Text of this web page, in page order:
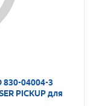
830-04004-3
PICKUP для